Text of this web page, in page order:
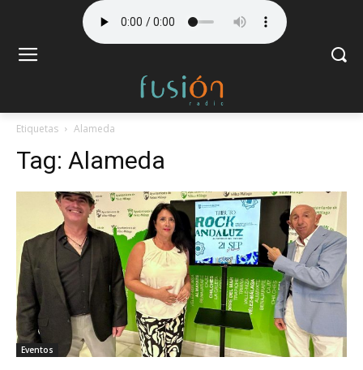
Etiquetas Alameda
Tag: Alameda
Eventos